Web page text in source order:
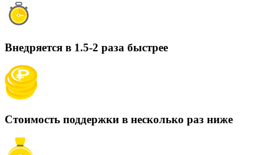
Внедряется в 1.5-2 раза быстрее
Стоимость поддержки в несколько раз ниже